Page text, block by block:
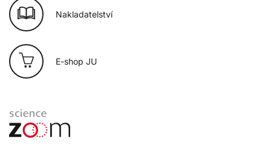
Nakladatelství
E-shop JU